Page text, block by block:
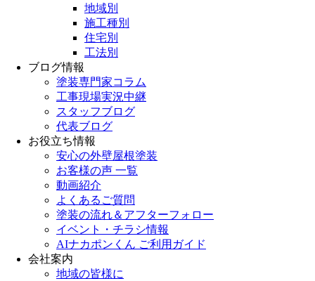
地域別
施工種別
住宅別
工法別
ブログ情報
塗装専門家コラム
工事現場実況中継
スタッフブログ
代表ブログ
お役立ち情報
安心の外壁屋根塗装
お客様の声 一覧
動画紹介
よくあるご質問
塗装の流れ＆アフターフォロー
イベント・チラシ情報
AIナカポンくん ご利用ガイド
会社案内
地域の皆様に